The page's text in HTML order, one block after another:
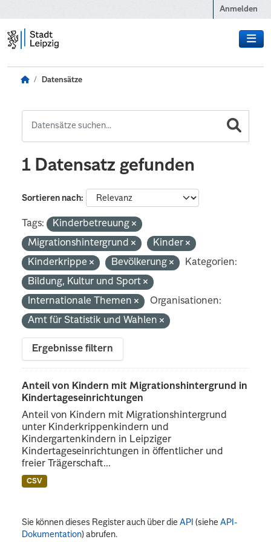
Anmelden
Datensätze
1 Datensatz gefunden
Sortieren nach
Tags:
Kinderbetreuung
Migrationshintergrund
Kinder
Kinderkrippe
Bevölkerung
Kategorien:
Bildung, Kultur und Sport
Internationale Themen
Organisationen:
Amt für Statistik und Wahlen
Ergebnisse filtern
Anteil von Kindern mit Migrationshintergrund in
Kindertageseinrichtungen
Anteil von Kindern mit Migrationshintergrund
unter Kinderkrippenkindern und
Kindergartenkindern in Leipziger
Kindertageseinrichtungen in öffentlicher und
freier Trägerschaft...
CSV
Sie können dieses Register auch über dieAPI (sieheAPI-
Dokumentation) abrufen.